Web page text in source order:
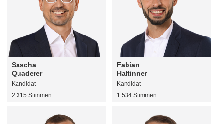
Sascha
Quaderer
Kandidat
2’315 Stimmen
Fabian
Haltinner
Kandidat
1’534 Stimmen